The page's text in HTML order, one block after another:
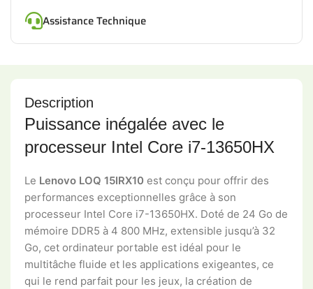
Assistance Technique
Description
Puissance inégalée avec le
processeur Intel Core i7-13650HX
Le Lenovo LOQ 15IRX10 est conçu pour offrir des
performances exceptionnelles grâce à son
processeur Intel Core i7-13650HX. Doté de 24 Go de
mémoire DDR5 à 4 800 MHz, extensible jusqu’à 32
Go, cet ordinateur portable est idéal pour le
multitâche fluide et les applications exigeantes, ce
qui le rend parfait pour les jeux, la création de